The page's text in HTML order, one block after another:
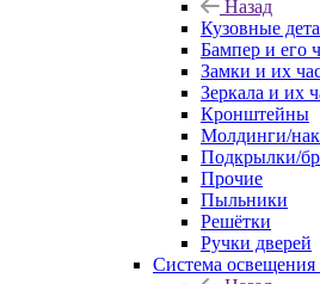
Назад
Кузовные
Бампер и его
Замки и их
Зеркала и их
Кронштейны
Молдинги/
Подкрылки/
Прочие
Пыльники
Решётки
Ручки дверей
Система освещения